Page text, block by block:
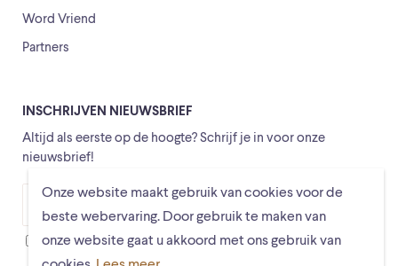
Onze website maakt gebruik van cookies voor de
beste webervaring. Door gebruik te maken van
onze website gaat u akkoord met ons gebruik van
Word Vriend
Partners
INSCHRIJVEN NIEUWSBRIEF
Altijd als eerste op de hoogte? Schrijf je in voor onze
nieuwsbrief!
Ik ga ermee akkoord dat mijn gegevens worden opgeslagen